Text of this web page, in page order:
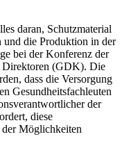
daran, Schutzmaterial
und die Produktion in der
bei der Konferenz der
Direktoren (GDK). Die
dass die Versorgung
Gesundheitsfachleuten
der
diese
der Möglichkeiten